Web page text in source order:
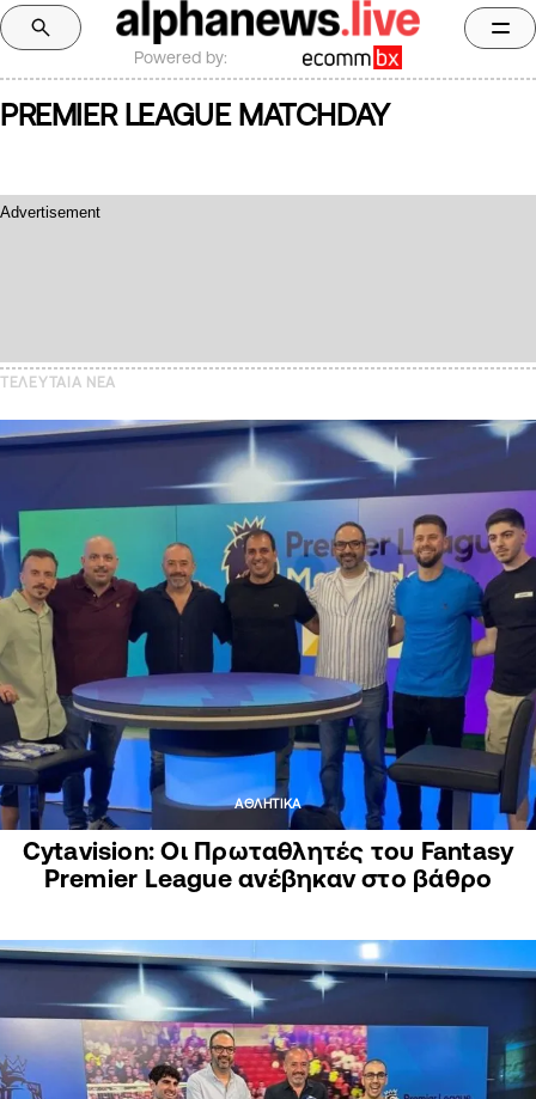
Powered by:
PREMIER LEAGUE MATCHDAY
ΤΕΛΕΥΤΑΙΑ NEA
ΑΘΛΗΤΙΚΑ
Cytavision: Οι Πρωταθλητές του Fantasy
Premier League ανέβηκαν στο βάθρο